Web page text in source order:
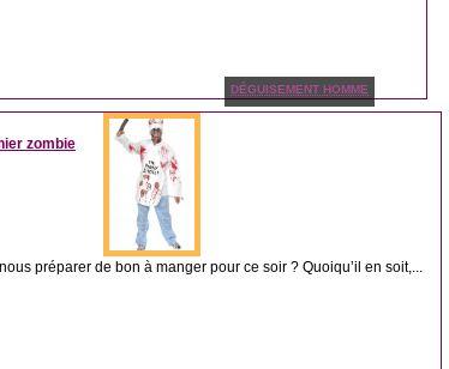
DÉGUISEMENT HOMME
zombie
préparer de bon à manger pour ce soir ? Quoiqu’il en soit,...